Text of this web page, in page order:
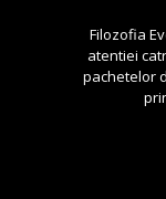
Filozofia
atentiei
pachetelor